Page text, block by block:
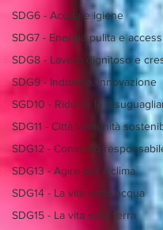
SDG6 - Acqua e igiene
SDG7 - Energia pulita e
SDG8 - Lavoro dignitoso e
SDG9 - Industria, innovazione
SGD10 - Ridurre le
SDG11 - Città comunità
SDG12 - Consumo
SDG13 - Agire per il clima
SDG14 - La vita sotto acqua
SDG15 - La vita sulla terra